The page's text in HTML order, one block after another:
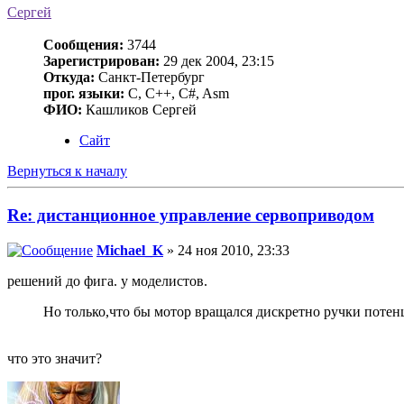
Сергей
Сообщения: 3744
Зарегистрирован: 29 дек 2004, 23:15
Откуда: Санкт-Петербург
прог. языки: C, C++, C#, Asm
ФИО: Кашликов Сергей
Сайт
Вернуться к началу
Re: дистанционное управление сервоприводом
Michael_K » 24 ноя 2010, 23:33
решений до фига. у моделистов.
Но только,что бы мотор вращался дискретно ручки
что это значит?